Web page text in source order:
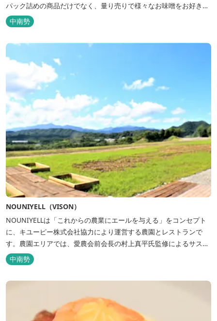
パック詰めの商品だけでなく、量り売りで様々なお味噌をお好きな
量だけ購入できます。 また、VISON店では日本の伝統食品である
味噌について楽しく学べる「味噌の手作り教室」を店舗内で毎日開
催しています。(当日先着6組...
中南勢
NOUNIYELL（VISON）
NOUNIYELLは「これからの農業にエールを与える」をコンセプト
に、キユーピー株式会社協力により運営する農園とレストランで
す。農園エリアでは、愛農会前会長の村上真平氏監修によるサステ
ィナブルでオーガニックな農園づくりを行い、併設されたレストラ
ンでは地産地消で有名なイタリアンシェフ奥田政行氏監修によるイ
タリアンをお楽しみ頂けます。毎日農園で...
中南勢